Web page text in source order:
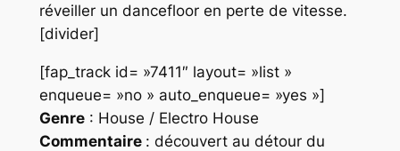
réveiller un dancefloor en perte de vitesse.
[divider]
[fap_track id= »7411″ layout= »list »
enqueue= »no » auto_enqueue= »yes »]
Genre: House / Electro House
Commentaire : découvert au détour du